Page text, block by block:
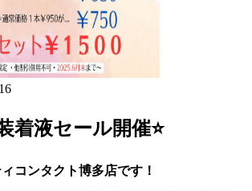
着液セール開催⭐
コンタクト博多店です！